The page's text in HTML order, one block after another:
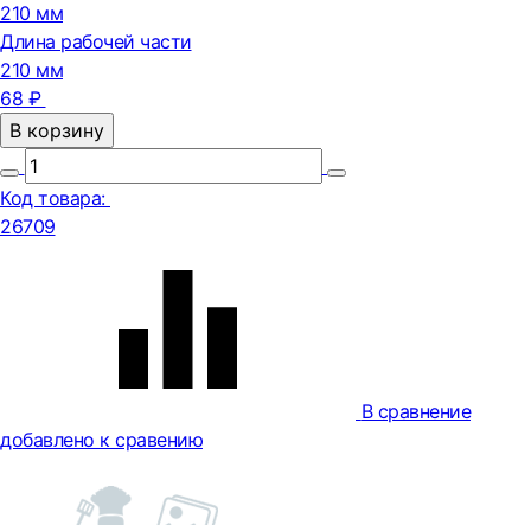
210 мм
Длина рабочей части
210 мм
68 ₽
В корзину
Код товара:
26709
В сравнение
добавлено к сравению